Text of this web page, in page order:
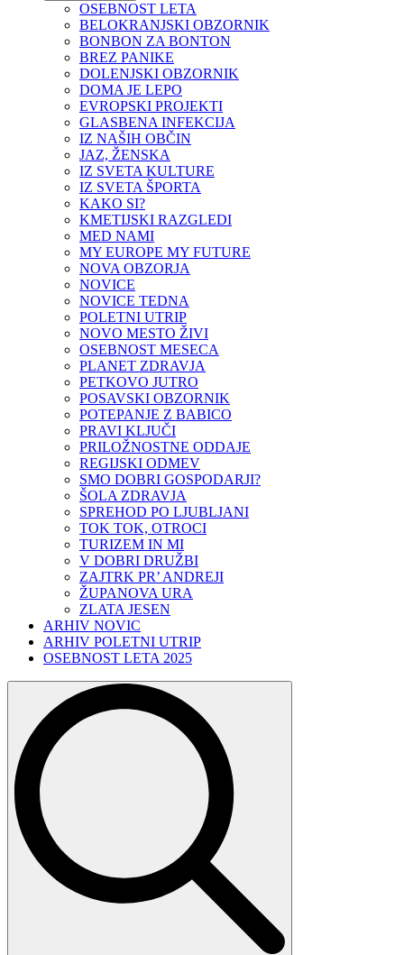
OSEBNOST LETA
BELOKRANJSKI OBZORNIK
BONBON ZA BONTON
BREZ PANIKE
DOLENJSKI OBZORNIK
DOMA JE LEPO
EVROPSKI PROJEKTI
GLASBENA INFEKCIJA
IZ NAŠIH OBČIN
JAZ, ŽENSKA
IZ SVETA KULTURE
IZ SVETA ŠPORTA
KAKO SI?
KMETIJSKI RAZGLEDI
MED NAMI
MY EUROPE MY FUTURE
NOVA OBZORJA
NOVICE
NOVICE TEDNA
POLETNI UTRIP
NOVO MESTO ŽIVI
OSEBNOST MESECA
PLANET ZDRAVJA
PETKOVO JUTRO
POSAVSKI OBZORNIK
POTEPANJE Z BABICO
PRAVI KLJUČI
PRILOŽNOSTNE ODDAJE
REGIJSKI ODMEV
SMO DOBRI GOSPODARJI?
ŠOLA ZDRAVJA
SPREHOD PO LJUBLJANI
TOK TOK, OTROCI
TURIZEM IN MI
V DOBRI DRUŽBI
ZAJTRK PR’ ANDREJI
ŽUPANOVA URA
ZLATA JESEN
ARHIV NOVIC
ARHIV POLETNI UTRIP
OSEBNOST LETA 2025